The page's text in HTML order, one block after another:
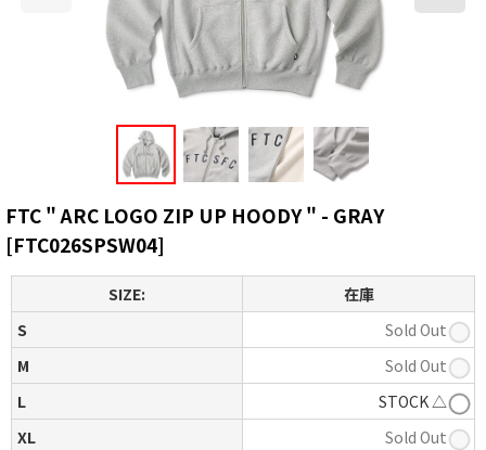
FTC " ARC LOGO ZIP UP HOODY " - GRAY
[FTC026SPSW04]
SIZE:
在庫
S
Sold Out
M
Sold Out
L
STOCK △
XL
Sold Out